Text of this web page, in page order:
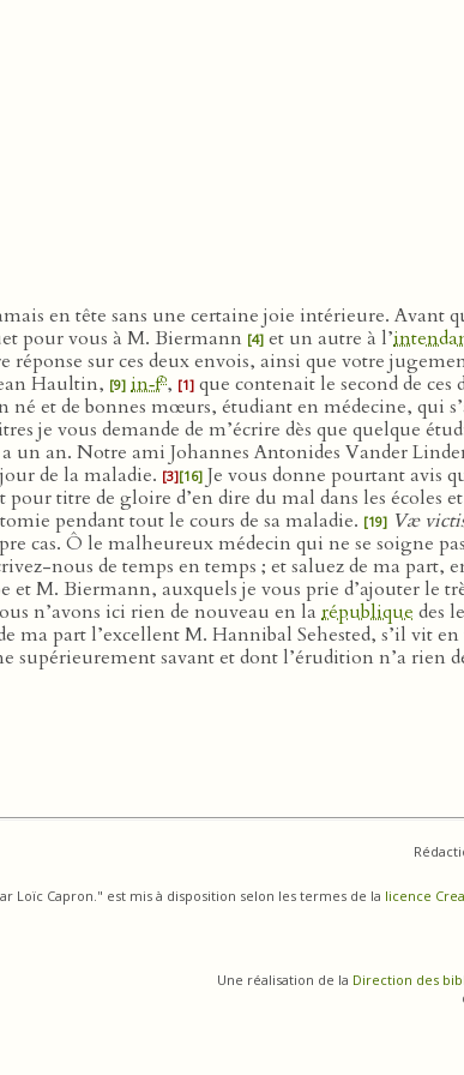
en tête sans une certaine joie intérieure. Avant
pour vous à M. Biermann [4] et un autre à l’
réponse sur ces deux envois, ainsi que votre
Haultin, [9] in‑fo, [1] que contenait le second de ces
et de bonnes mœurs, étudiant en médecine, qui
je vous demande de m’écrire dès que quelque
un an. Notre ami Johannes Antonides Vander
jour de la maladie. [3][16] Je vous donne pourtant avis
pour titre de gloire d’en dire du mal dans les écoles
pendant tout le cours de sa maladie. [19] Væ
cas. Ô le malheureux médecin qui ne se soigne
nous de temps en temps ; et saluez de ma
M. Biermann, auxquels je vous prie d’ajouter le
n’avons ici rien de nouveau en la république des
ma part l’excellent M. Hannibal Sehested, s’il vit
supérieurement savant et dont l’érudition n’a rien
Loïc Capron." est mis à disposition selon les termes de la licence
Une réalisation de la Direction des